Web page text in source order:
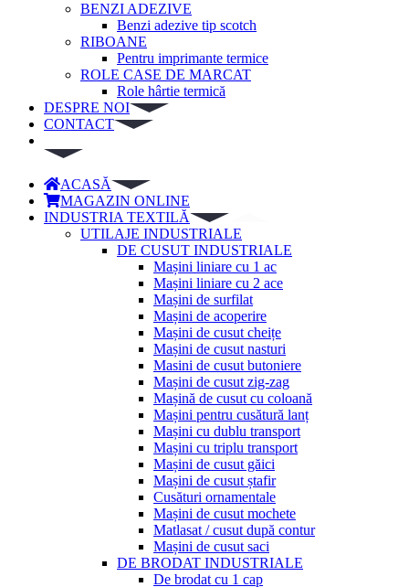
BENZI ADEZIVE
Benzi adezive tip scotch
RIBOANE
Pentru imprimante termice
ROLE CASE DE MARCAT
Role hârtie termică
DESPRE NOI
CONTACT
ACASĂ
MAGAZIN ONLINE
INDUSTRIA TEXTILĂ
UTILAJE INDUSTRIALE
DE CUSUT INDUSTRIALE
Mașini liniare cu 1 ac
Mașini liniare cu 2 ace
Mașini de surfilat
Mașini de acoperire
Mașini de cusut cheițe
Mașini de cusut nasturi
Masini de cusut butoniere
Mașini de cusut zig-zag
Mașină de cusut cu coloană
Mașini pentru cusătură lanț
Mașini cu dublu transport
Mașini cu triplu transport
Mașini de cusut găici
Mașini de cusut ștafir
Cusături ornamentale
Mașini de cusut mochete
Matlasat / cusut după contur
Mașini de cusut saci
DE BRODAT INDUSTRIALE
De brodat cu 1 cap